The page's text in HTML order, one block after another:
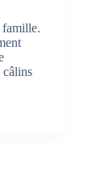
famille.
câlins